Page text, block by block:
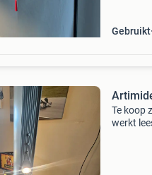
Gebruikt
Te koop
werkt